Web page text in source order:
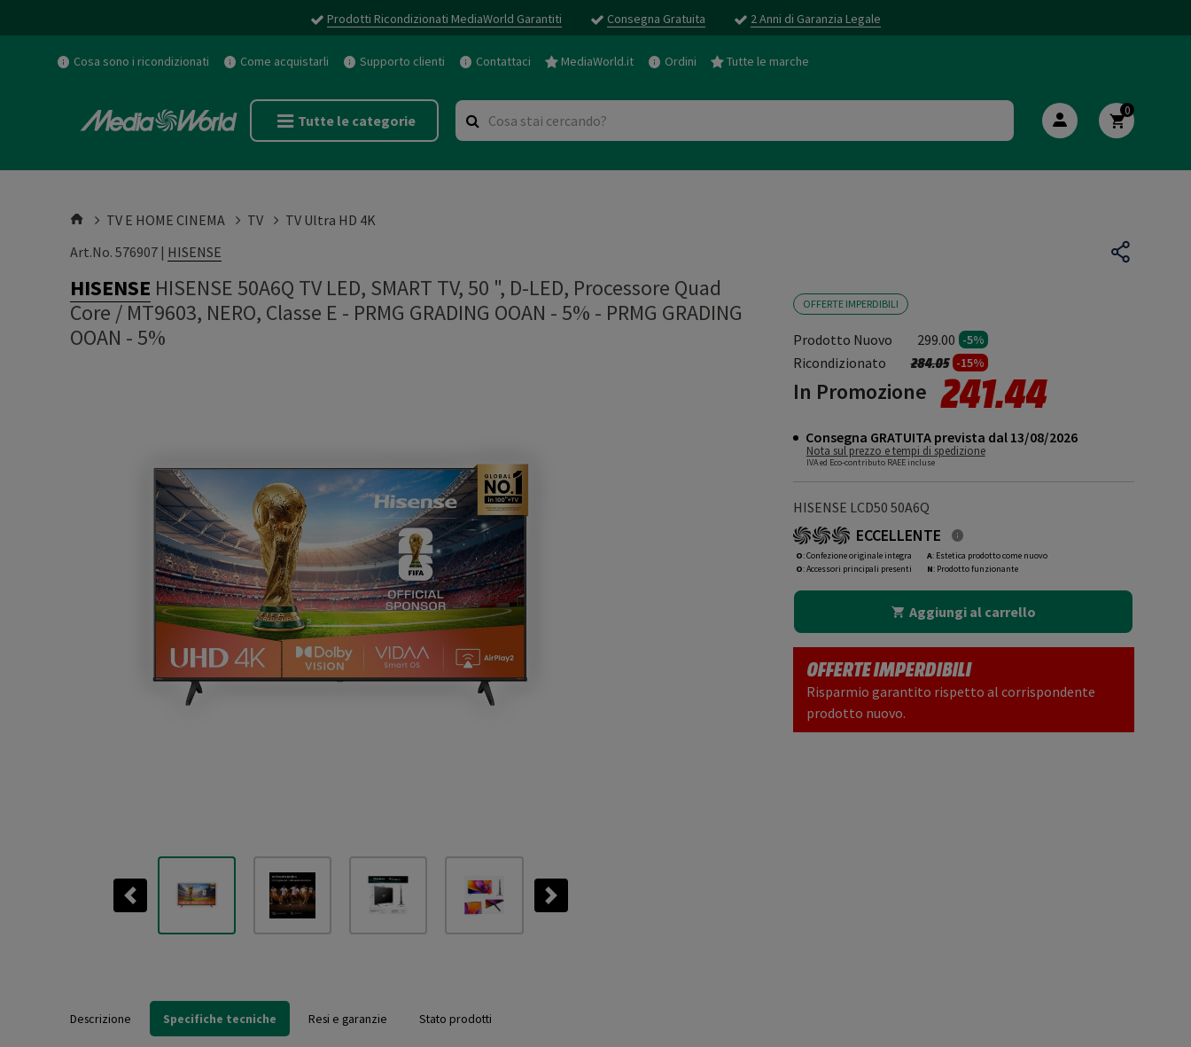
Prodotti Ricondizionati MediaWorld Garantiti Consegna Gratuita 2 Anni di Garanzia Legale
Cosa sono i ricondizionati Come acquistarli Supporto clienti Contattaci MediaWorld.it Ordini Tutte le marche
Tutte le categorie
0
TV E HOME CINEMA TV
TV Ultra HD 4K
Art.No. 576907 | HISENSE
HISENSE HISENSE 50A6Q TV LED, SMART TV, 50 ", D-LED, Processore Quad
Core / MT9603, NERO, Classe E - PRMG GRADING OOAN - 5% - PRMG GRADING
OOAN - 5%
Previous Next
OFFERTE IMPERDIBILI
Prodotto Nuovo 299.00 -5%
Ricondizionato Prezzo ridotto da
284.05a-15%
In Promozione 241.44
Consegna GRATUITA prevista dal 13/08/2026
Nota sul prezzo e tempi di spedizione
IVA ed Eco-contributo RAEE incluse
HISENSE LCD50 50A6Q
ECCELLENTE
O: Confezione originale integra
O: Accessori principali presenti
A: Estetica prodotto come nuovo
N: Prodotto funzionante
Aggiungi al carrello
OFFERTE IMPERDIBILI
Risparmio garantito rispetto al corrispondente
prodotto nuovo.
Descrizione Specifiche tecniche Resi e garanzie Stato prodotti